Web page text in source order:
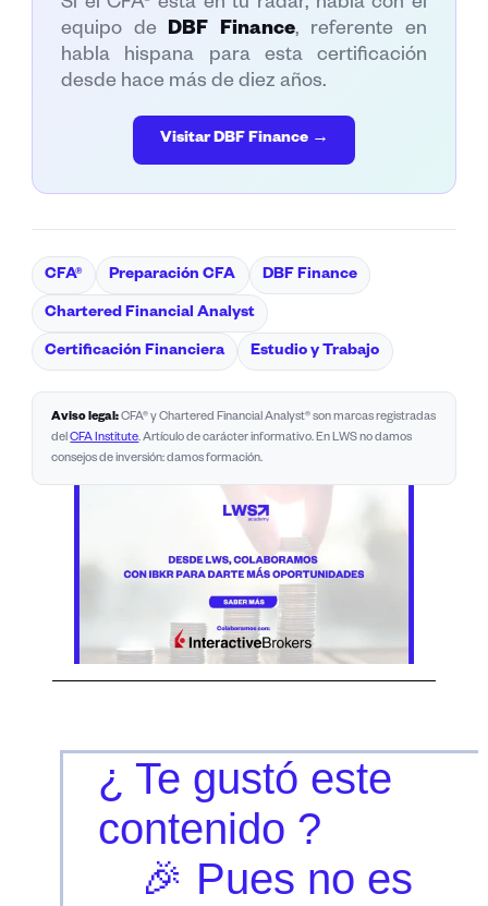
equipo de DBF Finance, referente en
habla hispana para esta certificación
desde hace más de diez años.
Visitar DBF Finance →
CFA® Preparación CFA DBF Finance
Chartered Financial Analyst
Certificación Financiera Estudio y Trabajo
Aviso legal:CFA® y Chartered Financial Analyst® son marcas registradas
delCFA Institute. Artículo de carácter informativo. En LWS no damos
consejos de inversión: damos formación.
¿ Te gustó este
contenido ?
🎉 Pues no es